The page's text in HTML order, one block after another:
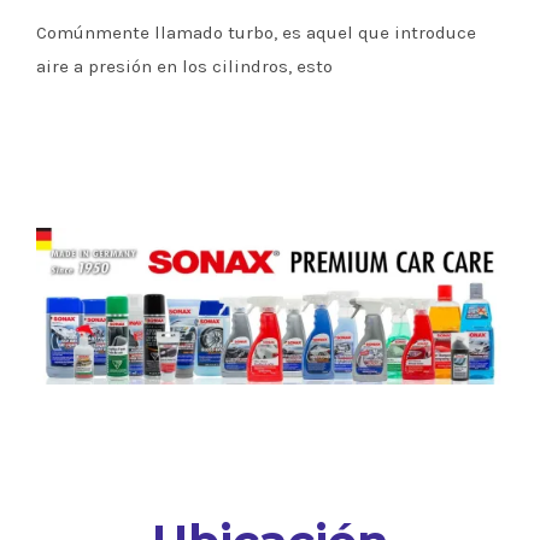
Comúnmente llamado turbo, es aquel que introduce
aire a presión en los cilindros, esto